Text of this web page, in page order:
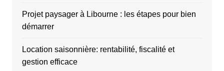
Projet paysager à Libourne : les étapes pour bien
démarrer
Location saisonnière: rentabilité, fiscalité et
gestion efficace